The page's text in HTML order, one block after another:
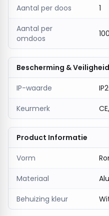
kantelbare inbouwspot
Aantal per doos 1
Aantal per
omdoos
100
Bescherming & Veiligheid
IP-waarde
Keurmerk
Product Informatie
Vorm
Materiaal
Behuizing kleur